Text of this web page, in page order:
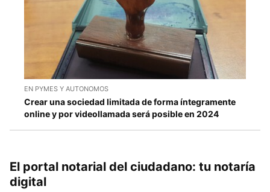
EN PYMES Y AUTONOMOS
Crear una sociedad limitada de forma íntegramente
online y por videollamada será posible en 2024
El portal notarial del ciudadano: tu notaría
digital